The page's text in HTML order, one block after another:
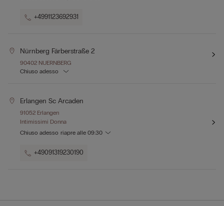
+4991123692931
Nürnberg Färberstraße 2
90402 NUERNBERG
Chiuso adesso
Erlangen Sc Arcaden
91052 Erlangen
Intimissimi Donna
Chiuso adesso riapre alle 09:30
+49091319230190